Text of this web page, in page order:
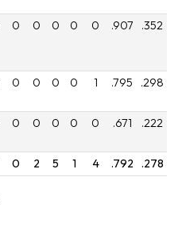
0 0 0 0 0 .907 .352
0 0 0 0 1 .795 .298
0 0 0 0 0 .671 .222
0 2 5 1 4 .792 .278